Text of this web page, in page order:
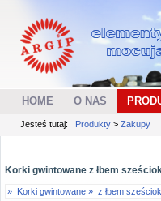
HOME O NAS
Jesteś tutaj: Produkty > Zakupy
Korki gwintowane z łbem
» Korki gwintowane » z łbem